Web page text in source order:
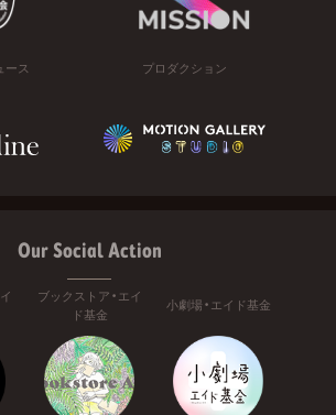
ース プロダクション
Our Social Action
ブックストア・エイ
ド基金
小劇場・エイド基金